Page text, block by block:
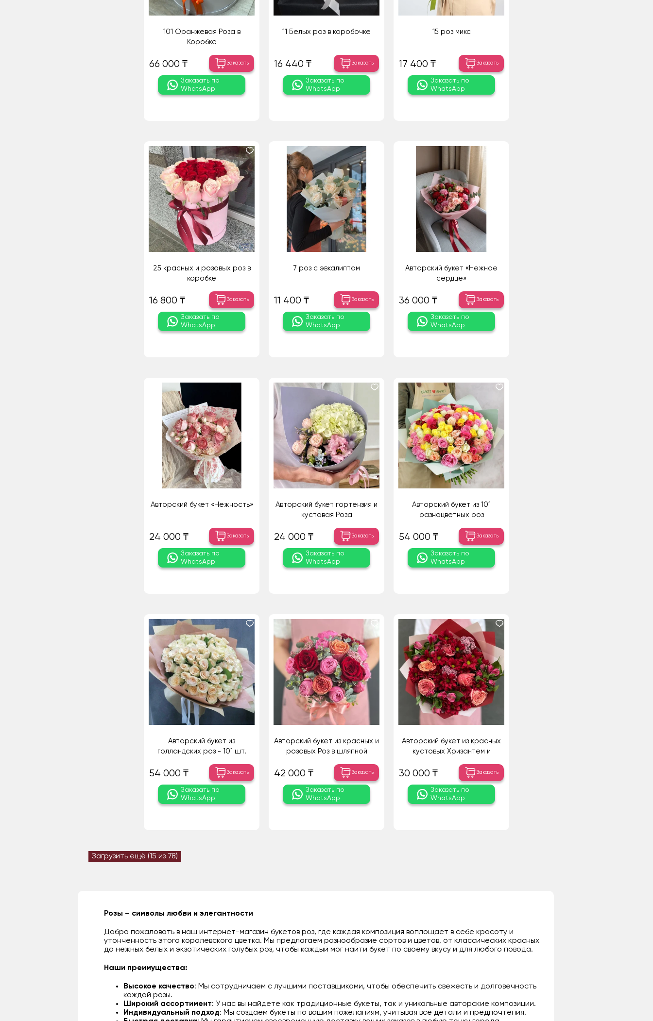
101 Оранжевая Роза в
Коробке
66 000 ₸ Заказать
Заказать по
WhatsApp
11 Белых роз в коробочке
16 440 ₸ Заказать
Заказать по
WhatsApp
15 роз микс
17 400 ₸ Заказать
Заказать по
WhatsApp
25 красных и розовых роз в
коробке
16 800 ₸ Заказать
Заказать по
WhatsApp
7 роз с эвкалиптом
11 400 ₸ Заказать
Заказать по
WhatsApp
Авторский букет «Нежное
сердце»
36 000 ₸ Заказать
Заказать по
WhatsApp
Авторский букет «Нежность»
24 000 ₸ Заказать
Заказать по
WhatsApp
Авторский букет гортензия и
кустовая Роза
24 000 ₸ Заказать
Заказать по
WhatsApp
Авторский букет из 101
разноцветных роз
54 000 ₸ Заказать
Заказать по
WhatsApp
Авторский букет из
голландских роз - 101 шт.
54 000 ₸ Заказать
Заказать по
WhatsApp
Авторский букет из красных и
розовых Роз в шляпной
42 000 ₸ Заказать
Заказать по
WhatsApp
Авторский букет из красных
кустовых Хризантем и
30 000 ₸ Заказать
Заказать по
WhatsApp
Загрузить ещё (15 из 78)
Розы – символы любви и элегантности
Добро пожаловать в наш интернет-магазин букетов роз, где каждая композиция воплощает в себе красоту и
утонченность этого королевского цветка. Мы предлагаем разнообразие сортов и цветов, от классических красных
до нежных белых и экзотических голубых роз, чтобы каждый мог найти букет по своему вкусу и для любого повода.
Наши преимущества:
Высокое качество: Мы сотрудничаем с лучшими поставщиками, чтобы обеспечить свежесть и долговечность
каждой розы.
Широкий ассортимент: У нас вы найдете как традиционные букеты, так и уникальные авторские композиции.
Индивидуальный подход: Мы создаем букеты по вашим пожеланиям, учитывая все детали и предпочтения.